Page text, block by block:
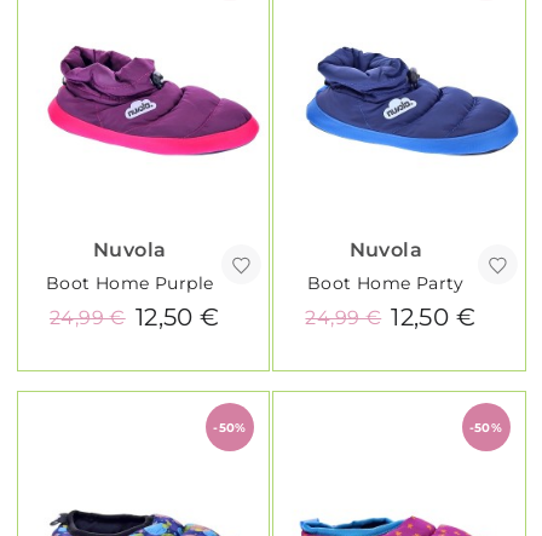
Nuvola
Boot Home Purple
12,50 €
24,99 €
Nuvola
Boot Home Party
12,50 €
24,99 €
-50% -50%